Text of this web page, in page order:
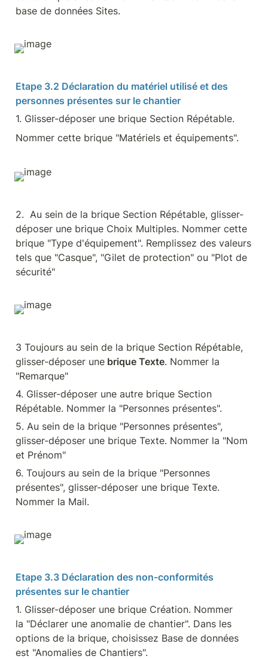
base de données Sites.
Etape 3.2 Déclaration du matériel utilisé et des
personnes présentes sur le chantier
1. Glisser-déposer une brique Section Répétable.
Nommer cette brique "Matériels et équipements".
2.  Au sein de la brique Section Répétable, glisser-
déposer une brique Choix Multiples. Nommer cette
brique "Type d'équipement". Remplissez des valeurs
tels que "Casque", "Gilet de protection" ou "Plot de
sécurité"
3 Toujours au sein de la brique Section Répétable,
glisser-déposer une brique Texte. Nommer la
"Remarque"
4. Glisser-déposer une autre brique Section
Répétable. Nommer la "Personnes présentes".
5. Au sein de la brique "Personnes présentes",
glisser-déposer une brique Texte. Nommer la "Nom
et Prénom"
6. Toujours au sein de la brique "Personnes
présentes", glisser-déposer une brique Texte.
Nommer la Mail.
Etape 3.3 Déclaration des non-conformités
présentes sur le chantier
1. Glisser-déposer une brique Création. Nommer
la "Déclarer une anomalie de chantier". Dans les
options de la brique, choisissez Base de données
est "Anomalies de Chantiers".